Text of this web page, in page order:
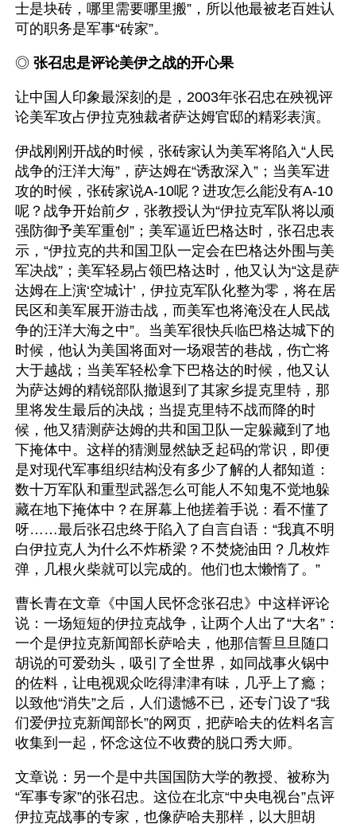
士是块砖，哪里需要哪里搬”，所以他最被老百姓认
可的职务是军事“砖家”。
◎ 张召忠是评论美伊之战的开心果
让中国人印象最深刻的是，2003年张召忠在殃视评
论美军攻占伊拉克独裁者萨达姆官邸的精彩表演。
伊战刚刚开战的时候，张砖家认为美军将陷入“人民
战争的汪洋大海”，萨达姆在“诱敌深入”；当美军进
攻的时候，张砖家说A-10呢？进攻怎么能没有A-10
呢？战争开始前夕，张教授认为“伊拉克军队将以顽
强防御予美军重创”；美军逼近巴格达时，张召忠表
示，“伊拉克的共和国卫队一定会在巴格达外围与美
军决战”；美军轻易占领巴格达时，他又认为“这是萨
达姆在上演‘空城计’，伊拉克军队化整为零，将在居
民区和美军展开游击战，而美军也将淹没在人民战
争的汪洋大海之中”。当美军很快兵临巴格达城下的
时候，他认为美国将面对一场艰苦的巷战，伤亡将
大于越战；当美军轻松拿下巴格达的时候，他又认
为萨达姆的精锐部队撤退到了其家乡提克里特，那
里将发生最后的决战；当提克里特不战而降的时
候，他又猜测萨达姆的共和国卫队一定躲藏到了地
下掩体中。这样的猜测显然缺乏起码的常识，即便
是对现代军事组织结构没有多少了解的人都知道：
数十万军队和重型武器怎么可能人不知鬼不觉地躲
藏在地下掩体中？在屏幕上他搓着手说：看不懂了
呀……最后张召忠终于陷入了自言自语：“我真不明
白伊拉克人为什么不炸桥梁？不焚烧油田？几枚炸
弹，几根火柴就可以完成的。他们也太懒惰了。”
曹长青在文章《中国人民怀念张召忠》中这样评论
说：一场短短的伊拉克战争，让两个人出了“大名”：
一个是伊拉克新闻部长萨哈夫，他那信誓旦旦随口
胡说的可爱劲头，吸引了全世界，如同战事火锅中
的佐料，让电视观众吃得津津有味，几乎上了瘾；
以致他“消失”之后，人们遗憾不已，还专门设了“我
们爱伊拉克新闻部长”的网页，把萨哈夫的佐料名言
收集到一起，怀念这位不收费的脱口秀大师。
文章说：另一个是中共国国防大学的教授、被称为
“军事专家”的张召忠。这位在北京“中央电视台”点评
伊拉克战事的专家，也像萨哈夫那样，以大胆胡